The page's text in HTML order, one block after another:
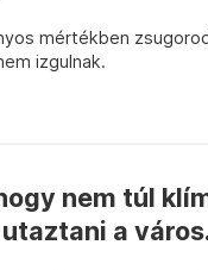
mértékben
izgulnak.
nem túl
a